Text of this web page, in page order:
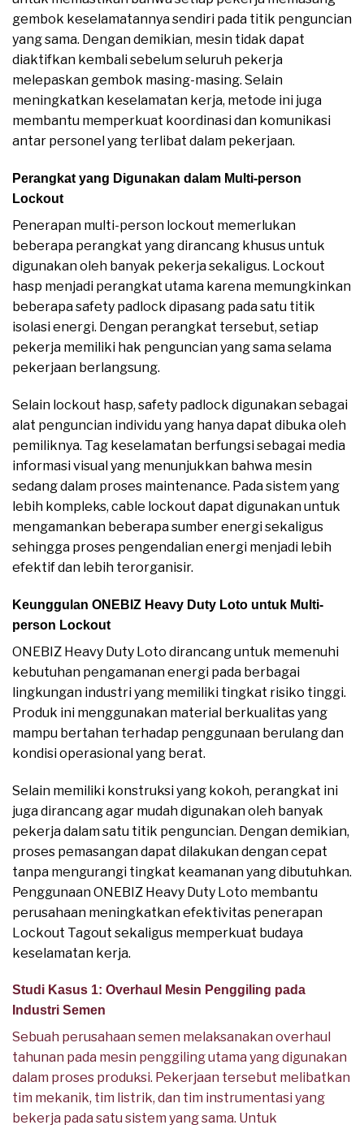
gembok keselamatannya sendiri pada titik penguncian
yang sama. Dengan demikian, mesin tidak dapat
diaktifkan kembali sebelum seluruh pekerja
melepaskan gembok masing-masing. Selain
meningkatkan keselamatan kerja, metode ini juga
membantu memperkuat koordinasi dan komunikasi
antar personel yang terlibat dalam pekerjaan.
Perangkat yang Digunakan dalam Multi-person
Lockout
Penerapan multi-person lockout memerlukan
beberapa perangkat yang dirancang khusus untuk
digunakan oleh banyak pekerja sekaligus. Lockout
hasp menjadi perangkat utama karena memungkinkan
beberapa safety padlock dipasang pada satu titik
isolasi energi. Dengan perangkat tersebut, setiap
pekerja memiliki hak penguncian yang sama selama
pekerjaan berlangsung.
Selain lockout hasp, safety padlock digunakan sebagai
alat penguncian individu yang hanya dapat dibuka oleh
pemiliknya. Tag keselamatan berfungsi sebagai media
informasi visual yang menunjukkan bahwa mesin
sedang dalam proses maintenance. Pada sistem yang
lebih kompleks, cable lockout dapat digunakan untuk
mengamankan beberapa sumber energi sekaligus
sehingga proses pengendalian energi menjadi lebih
efektif dan lebih terorganisir.
Keunggulan ONEBIZ Heavy Duty Loto untuk Multi-
person Lockout
ONEBIZ Heavy Duty Loto dirancang untuk memenuhi
kebutuhan pengamanan energi pada berbagai
lingkungan industri yang memiliki tingkat risiko tinggi.
Produk ini menggunakan material berkualitas yang
mampu bertahan terhadap penggunaan berulang dan
kondisi operasional yang berat.
Selain memiliki konstruksi yang kokoh, perangkat ini
juga dirancang agar mudah digunakan oleh banyak
pekerja dalam satu titik penguncian. Dengan demikian,
proses pemasangan dapat dilakukan dengan cepat
tanpa mengurangi tingkat keamanan yang dibutuhkan.
Penggunaan ONEBIZ Heavy Duty Loto membantu
perusahaan meningkatkan efektivitas penerapan
Lockout Tagout sekaligus memperkuat budaya
keselamatan kerja.
Studi Kasus 1: Overhaul Mesin Penggiling pada
Industri Semen
Sebuah perusahaan semen melaksanakan overhaul
tahunan pada mesin penggiling utama yang digunakan
dalam proses produksi. Pekerjaan tersebut melibatkan
tim mekanik, tim listrik, dan tim instrumentasi yang
bekerja pada satu sistem yang sama. Untuk